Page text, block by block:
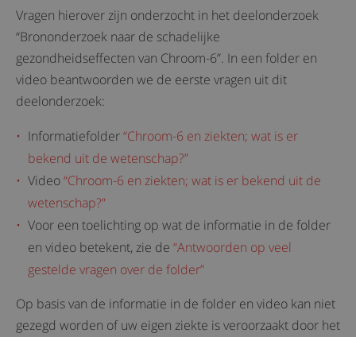
Vragen hierover zijn onderzocht in het deelonderzoek
“Brononderzoek naar de schadelijke
gezondheidseffecten van Chroom-6”. In een folder en
video beantwoorden we de eerste vragen uit dit
deelonderzoek:
Informatiefolder“Chroom-6 en ziekten; wat is er
bekend uit de wetenschap?”
Video“Chroom-6 en ziekten; wat is er bekend uit de
wetenschap?”
Voor een toelichting op wat de informatie in de folder
en video betekent, zie de “Antwoorden op veel
gestelde vragen over de folder”
Op basis van de informatie in de folder en video kan niet
gezegd worden of uw eigen ziekte is veroorzaakt door het